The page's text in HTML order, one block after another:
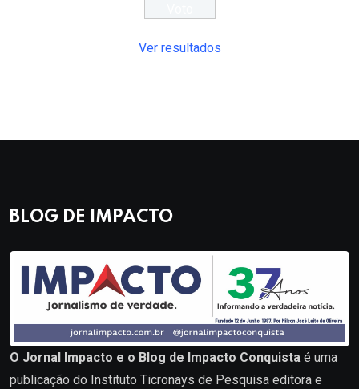
Ver resultados
BLOG DE IMPACTO
O Jornal Impacto e o Blog de Impacto Conquista é uma
publicação do Instituto Ticronays de Pesquisa editora e